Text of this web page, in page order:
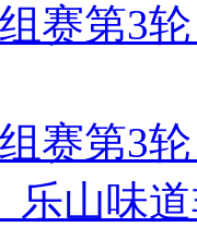
赛第3
赛第3
乐山味